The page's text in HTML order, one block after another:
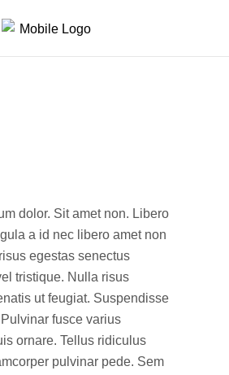
dolor. Sit amet non. Libero
a id nec libero amet non
egestas senectus
tristique. Nulla risus
ut feugiat. Suspendisse
fusce varius
ornare. Tellus ridiculus
pulvinar pede. Sem